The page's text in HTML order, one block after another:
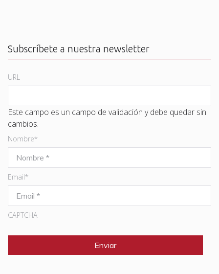
Subscríbete a nuestra newsletter
URL
Este campo es un campo de validación y debe quedar sin
cambios.
Nombre*
Email*
CAPTCHA